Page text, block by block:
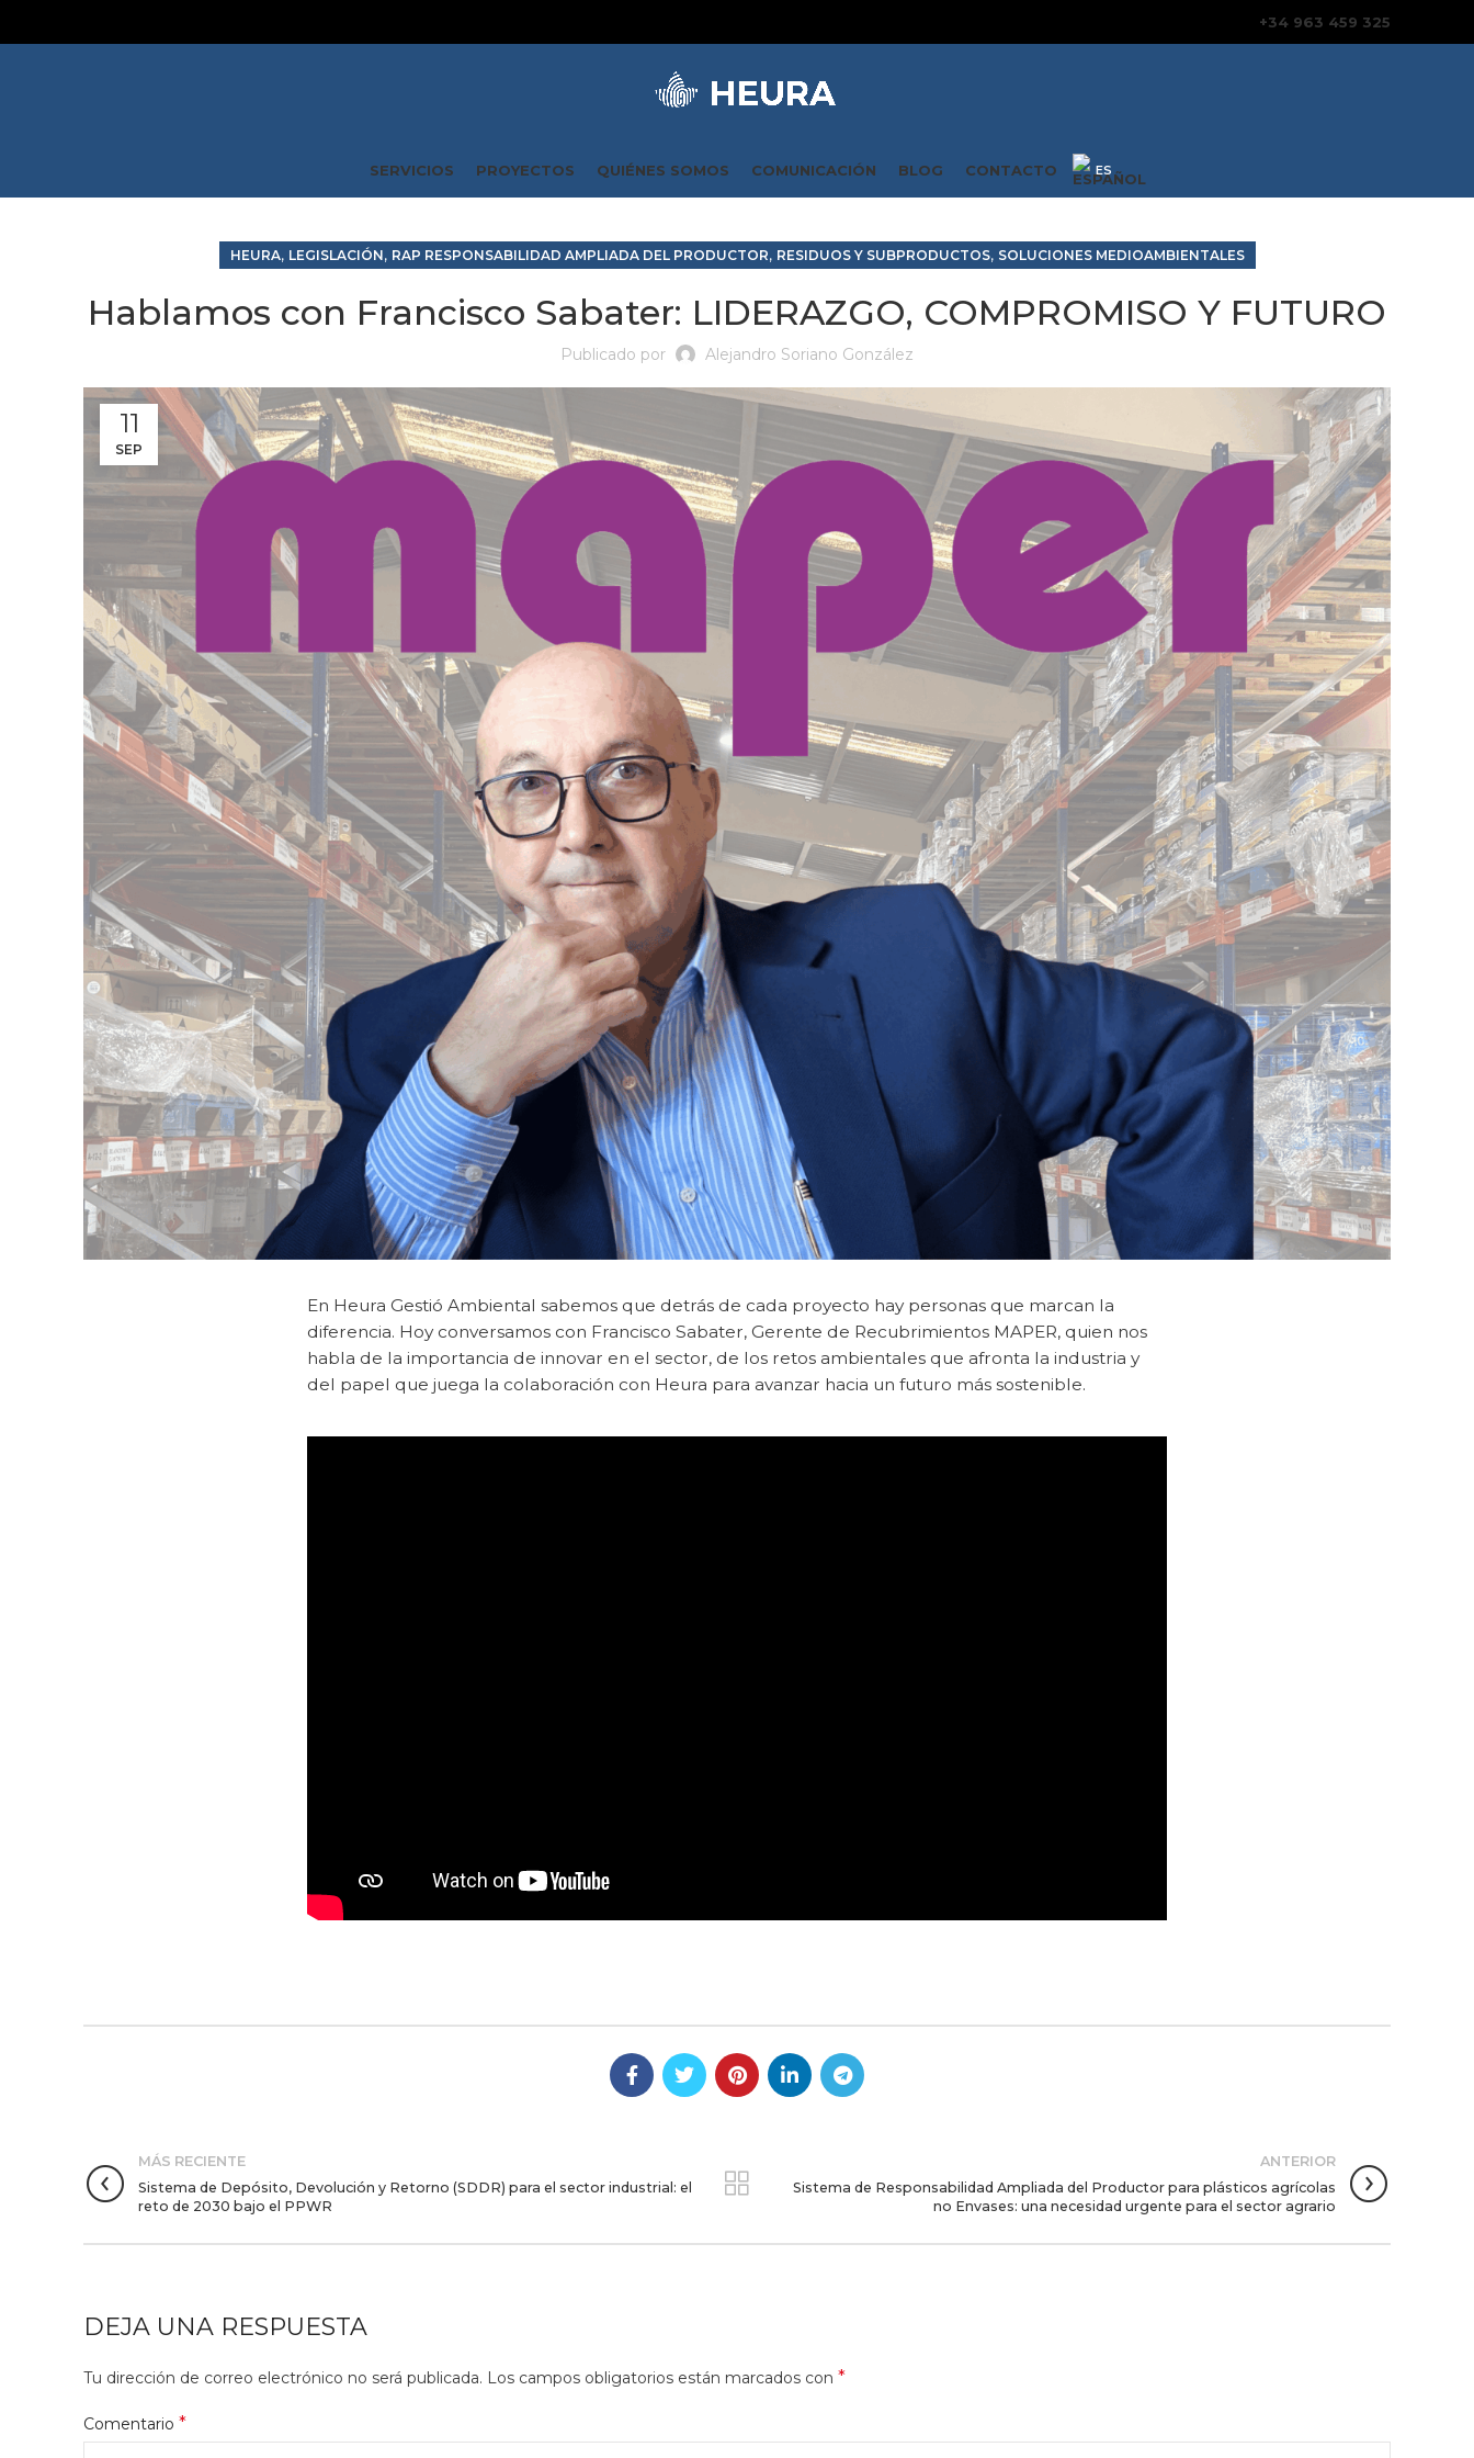
+34 963 459 325
SERVICIOS PROYECTOS QUIÉNES SOMOS COMUNICACIÓN BLOG CONTACTO
HEURA, LEGISLACIÓN, RAP RESPONSABILIDAD AMPLIADA DEL PRODUCTOR, RESIDUOS Y SUBPRODUCTOS, SOLUCIONES MEDIOAMBIENTALES
Hablamos con Francisco Sabater: LIDERAZGO, COMPROMISO Y FUTURO
Publicado por Alejandro Soriano González
11
SEP
En Heura Gestió Ambiental sabemos que detrás de cada proyecto hay personas que marcan la
diferencia. Hoy conversamos con Francisco Sabater, Gerente de Recubrimientos MAPER, quien nos
habla de la importancia de innovar en el sector, de los retos ambientales que afronta la industria y
del papel que juega la colaboración con Heura para avanzar hacia un futuro más sostenible.
MÁS RECIENTE
Sistema de Depósito, Devolución y Retorno (SDDR) para el sector industrial: el
reto de 2030 bajo el PPWR
ANTERIOR
Sistema de Responsabilidad Ampliada del Productor para plásticos agrícolas
no Envases: una necesidad urgente para el sector agrario
DEJA UNA RESPUESTA
Tu dirección de correo electrónico no será publicada. Los campos obligatorios están marcados con *
Comentario *